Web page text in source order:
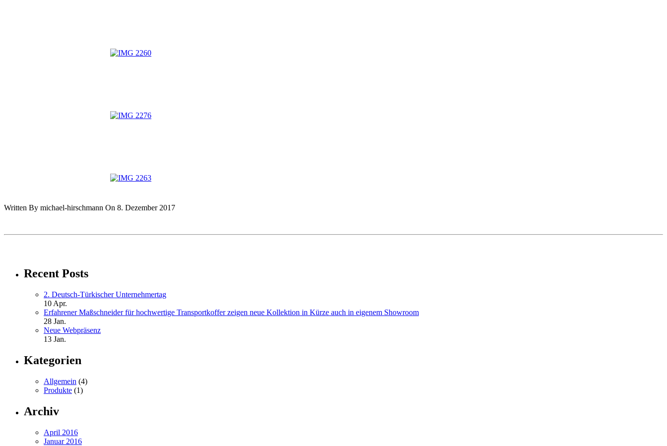
Written By michael-hirschmann On 8. Dezember 2017
Recent Posts
2. Deutsch-Türkischer Unternehmertag
10 Apr.
Erfahrener Maßschneider für hochwertige Transportkoffer zeigen neue Kollektion in Kürze auch in eigenem Showroom
28 Jan.
Neue Webpräsenz
13 Jan.
Kategorien
Allgemein (4)
Produkte (1)
Archiv
April 2016
Januar 2016